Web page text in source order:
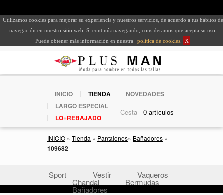
Utilizamos cookies para mejorar su experiencia y nuestros servicios, de acuerdo a tus hábitos de
navegación en nuestro sitio web. Si continúa navegando, consideramos que acepta su uso.
Puede obtener más información en nuestra
política de cookies X
INICIO TIENDA
NOVEDADES
LARGO ESPECIAL
LO+REBAJADO
Cesta -
INICIO » Tienda » Pantalones» Bañadores »
109682
Sport Vestir Vaqueros
Chandal Bermudas
Bañadores